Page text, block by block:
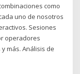
como
uno de nosotros
Sesiones
operadores
más. Análisis de